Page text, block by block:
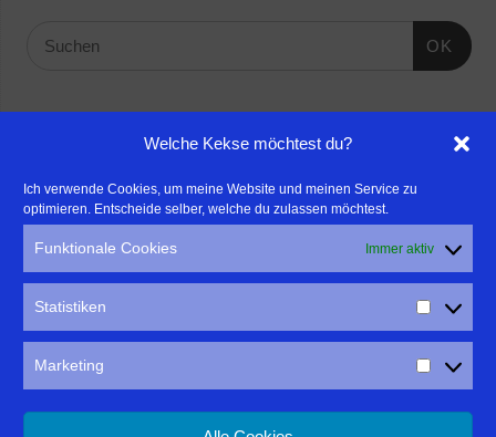
Welche Kekse möchtest du?
Ich verwende Cookies, um meine Website und meinen Service zu
optimieren. Entscheide selber, welche du zulassen möchtest.
Funktionale Cookies Immer aktiv
Statistiken
Marketing
OK
- Für professionelle Fotografen, die ihre Stärken mehr in den
Fokus rücken wollen, empfehle ich eine Beratung durch Frau
Dr. Martina Mettner